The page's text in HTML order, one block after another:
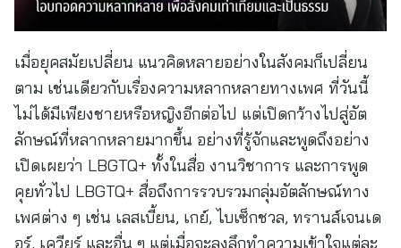
เมื่อยุคสมัยเปลี่ยน แนวคิดหลายอย่างในสังคมก็เปลี่ยน
ตาม เช่นเดียวกับเรื่องความหลากหลายทางเพศ ที่วันนี้
ไม่ได้มีเพียงชายหรือหญิงอีกต่อไป แต่เปิดกว้างไปสู่อัต
ลักษณ์ที่หลากหลายมากขึ้น อย่างที่รู้จักและพูดถึงอย่าง
เปิดเผยว่า LBGTQ+ ทั้งในสื่อ งานวิชาการ และการพูด
คุยทั่วไป LBGTQ+ สื่อถึงการรวบรวมกลุ่มอัตลักษณ์ทาง
เพศต่าง ๆ เช่น เลสเบี้ยน, เกย์, ไบเซ็กชวล, ทรานส์เจนเด
อร์, เควียร์ และอื่น ๆ แต่เมื่อจะลงลึกทำความเข้าใจแต่ละ